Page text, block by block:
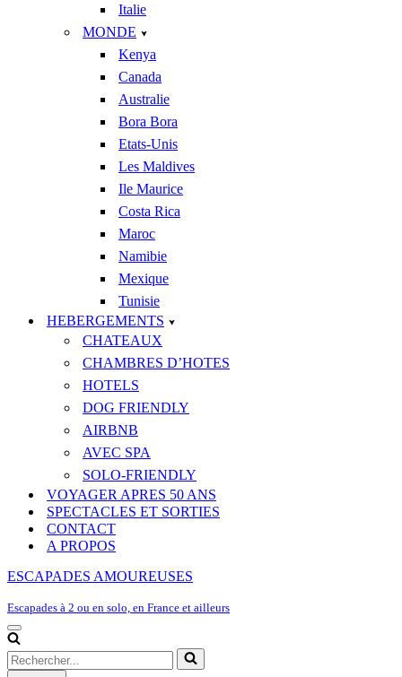
Italie
MONDE
Kenya
Canada
Australie
Bora Bora
Etats-Unis
Les Maldives
Ile Maurice
Costa Rica
Maroc
Namibie
Mexique
Tunisie
HEBERGEMENTS
CHATEAUX
CHAMBRES D’HOTES
HOTELS
DOG FRIENDLY
AIRBNB
AVEC SPA
SOLO-FRIENDLY
VOYAGER APRES 50 ANS
SPECTACLES ET SORTIES
CONTACT
A PROPOS
ESCAPADES AMOUREUSES
Escapades à 2 ou en solo, en France et ailleurs
Menu
de
navigation
Rechercher...